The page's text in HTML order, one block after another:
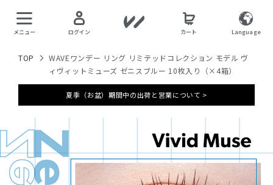
メニュー ログイン カート Language
TOP
WAVEワンデー リング リミテッドコレクション モデル ヴ
ィヴィットミューズ ゼニスブルー 10枚入り（×4箱）
夏季（お盆）期間中の出荷と営業について >